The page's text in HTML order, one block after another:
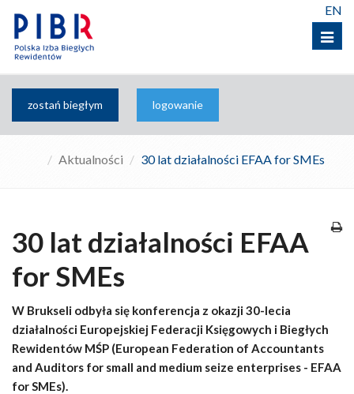
Menu
EN
zostań biegłym logowanie
Aktualności 30 lat działalności EFAA for SMEs
30 lat działalności EFAA
for SMEs
W Brukseli odbyła się konferencja z okazji 30-lecia
działalności Europejskiej Federacji Księgowych i Biegłych
Rewidentów MŚP (European Federation of Accountants
and Auditors for small and medium seize enterprises - EFAA
for SMEs).